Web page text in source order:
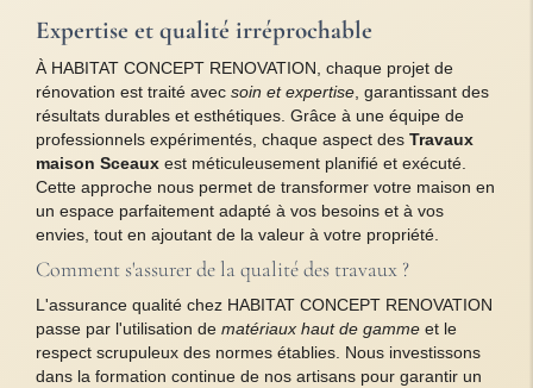
Expertise et qualité irréprochable
À HABITAT CONCEPT RENOVATION, chaque projet de
rénovation est traité avec soin et expertise , garantissant des
résultats durables et esthétiques. Grâce à une équipe de
professionnels expérimentés, chaque aspect des Travaux
maison Sceaux est méticuleusement planifié et exécuté.
Cette approche nous permet de transformer votre maison en
un espace parfaitement adapté à vos besoins et à vos
envies, tout en ajoutant de la valeur à votre propriété.
Comment s'assurer de la qualité des travaux ?
L'assurance qualité chez HABITAT CONCEPT RENOVATION
passe par l'utilisation de matériaux haut de gamme et le
respect scrupuleux des normes établies. Nous investissons
dans la formation continue de nos artisans pour garantir un